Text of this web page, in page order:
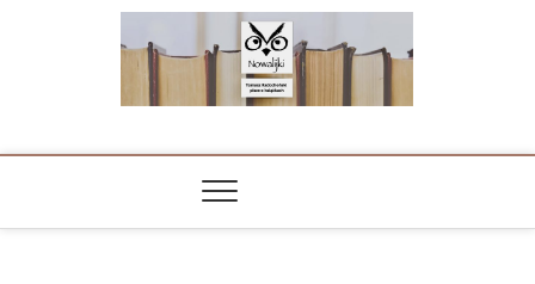
NOWALIJKI